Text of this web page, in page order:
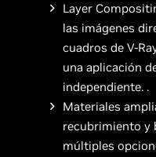
Layer
las imágenes
cuadros de V-
una aplicación
independiente. .
Materiales
recubrimiento y
múltiples